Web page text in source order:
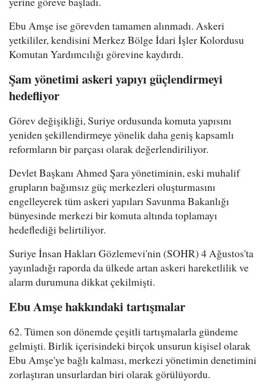
Ebu Amşe ise görevden tamamen alınmadı. Askeri
yetkililer, kendisini Merkez Bölge İdari İşler Kolordusu
Komutan Yardımcılığı görevine kaydırdı.
Şam yönetimi askeri yapıyı güçlendirmeyi
hedefliyor
Görev değişikliği, Suriye ordusunda komuta yapısını
yeniden şekillendirmeye yönelik daha geniş kapsamlı
reformların bir parçası olarak değerlendiriliyor.
Devlet Başkanı Ahmed Şara yönetiminin, eski muhalif
grupların bağımsız güç merkezleri oluşturmasını
engelleyerek tüm askeri yapıları Savunma Bakanlığı
bünyesinde merkezi bir komuta altında toplamayı
hedeflediği belirtiliyor.
Suriye İnsan Hakları Gözlemevi'nin (SOHR) 4 Ağustos'ta
yayınladığı raporda da ülkede artan askeri hareketlilik ve
alarm durumuna dikkat çekilmişti.
Ebu Amşe hakkındaki tartışmalar
62. Tümen son dönemde çeşitli tartışmalarla gündeme
gelmişti. Birlik içerisindeki birçok unsurun kişisel olarak
Ebu Amşe'ye bağlı kalması, merkezi yönetimin denetimini
zorlaştıran unsurlardan biri olarak görülüyordu.